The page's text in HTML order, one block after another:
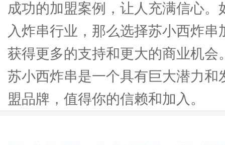
成功的加盟案例，让人充满信心。
入炸串行业，那么选择苏小西炸串
获得更多的支持和更大的商业机会
苏小西炸串是一个具有巨大潜力和
盟品牌，值得你的信赖和加入。